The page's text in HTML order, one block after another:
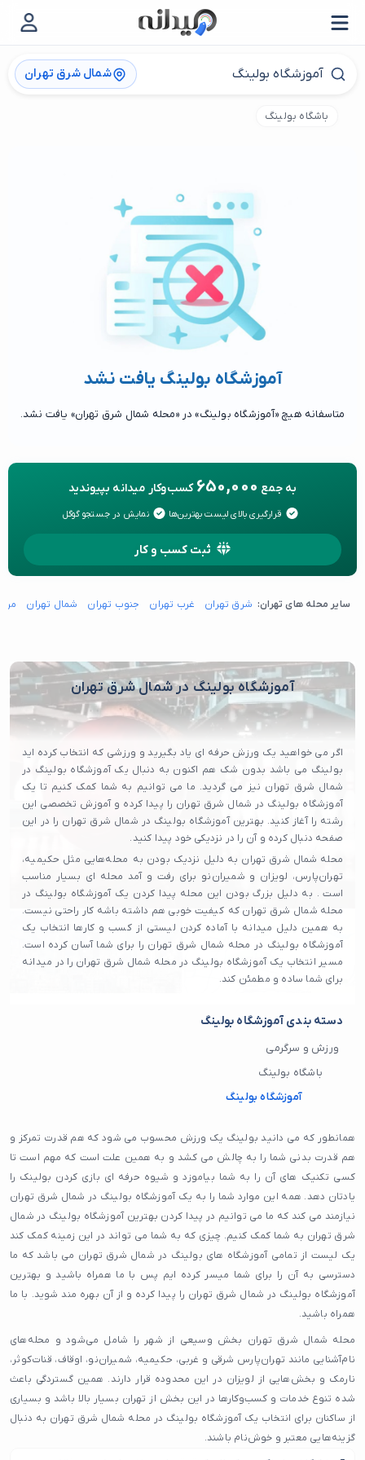
شمال شرق تهران
باشگاه بولینگ
آموزشگاه بولینگ یافت نشد
متاسفانه هیچ «آموزشگاه بولینگ» در «محله شمال شرق تهران» یافت نشد.
به جمع 650,000 کسب‌وکار میدانه بپیوندید
قرارگیری بالای لیست بهترین‌ها نمایش در جستجو گوگل
ثبت کسب و کار
سایر محله های تهران: شرق تهران غرب تهران جنوب تهران شمال تهران
آموزشگاه بولینگ در شمال شرق تهران
اگر می خواهید یک ورزش حرفه ای یاد بگیرید و ورزشی که انتخاب کرده اید
بولینگ می باشد بدون شک هم اکنون به دنبال یک آموزشگاه بولینگ در
شمال شرق تهران نیز می گردید. ما می توانیم به شما کمک کنیم تا یک
آموزشگاه بولینگ در شمال شرق تهران را پیدا کرده و آموزش تخصصی این
رشته را آغاز کنید. بهترین آموزشگاه بولینگ در شمال شرق تهران را در این
صفحه دنبال کرده و آن را در نزدیکی خود پیدا کنید.
محله شمال شرق تهران به دلیل نزدیک بودن به محله‌هایی مثل حکیمیه،
تهران‌پارس، لویزان و شمیران‌نو برای رفت و آمد محله ای بسیار مناسب
است . به دلیل بزرگ بودن این محله پیدا کردن یک آموزشگاه بولینگ در
محله شمال شرق تهران که کیفیت خوبی هم داشته باشه کار راحتی نیست.
به همین دلیل میدانه با آماده کردن لیستی از کسب و کارها انتخاب یک
آموزشگاه بولینگ در محله شمال شرق تهران را برای شما آسان کرده است.
مسیر انتخاب یک آموزشگاه بولینگ در محله شمال شرق تهران را در میدانه
برای شما ساده و مطمئن کند.
دسته بندی آموزشگاه بولینگ
ورزش و سرگرمی
باشگاه بولینگ
آموزشگاه بولینگ
همانطور که می دانید بولینگ یک ورزش محسوب می شود که هم قدرت تمرکز و
هم قدرت بدنی شما را به چالش می کشد و به همین علت است که مهم است تا
کسی تکنیک های آن را به شما بیاموزد و شیوه حرفه ای بازی کردن بولینک را
یادتان دهد. همه این موارد شما را به یک آموزشگاه بولینگ در شمال شرق تهران
نیازمند می کند که ما می توانیم در پیدا کردن بهترین آموزشگاه بولینگ در شمال
شرق تهران به شما کمک کنیم. چیزی که به شما می تواند در این زمینه کمک کند
یک لیست از تمامی آموزشگاه های بولینگ در شمال شرق تهران می باشد که ما
دسترسی به آن را برای شما میسر کرده ایم پس با ما همراه باشید و بهترین
آموزشگاه بولینگ در شمال شرق تهران را پیدا کرده و از آن بهره مند شوید. با ما
همراه باشید.
محله شمال شرق تهران بخش وسیعی از شهر را شامل می‌شود و محله‌های
نام‌آشنایی مانند تهران‌پارس شرقی و غربی، حکیمیه، شمیران‌نو، اوقاف، قنات‌کوثر،
نارمک و بخش‌هایی از لویزان در این محدوده قرار دارند. همین گستردگی باعث
شده تنوع خدمات و کسب‌وکارها در این بخش از تهران بسیار بالا باشد و بسیاری
از ساکنان برای انتخاب یک آموزشگاه بولینگ در محله شمال شرق تهران به دنبال
گزینه‌هایی معتبر و خوش‌نام باشند.